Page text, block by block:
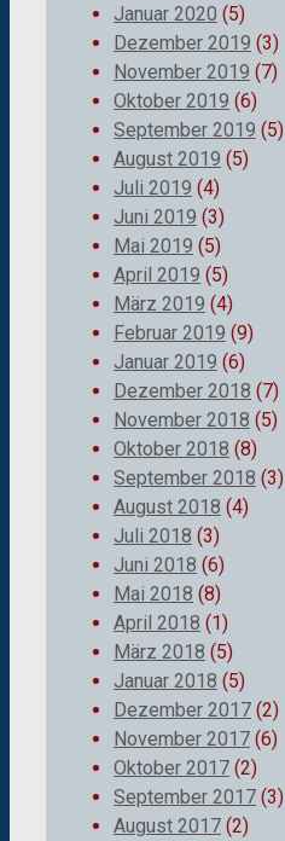
Januar 2020 (5)
Dezember 2019 (3)
November 2019 (7)
Oktober 2019 (6)
September 2019 (5)
August 2019 (5)
Juli 2019 (4)
Juni 2019 (3)
Mai 2019 (5)
April 2019 (5)
März 2019 (4)
Februar 2019 (9)
Januar 2019 (6)
Dezember 2018 (7)
November 2018 (5)
Oktober 2018 (8)
September 2018 (3)
August 2018 (4)
Juli 2018 (3)
Juni 2018 (6)
Mai 2018 (8)
April 2018 (1)
März 2018 (5)
Januar 2018 (5)
Dezember 2017 (2)
November 2017 (6)
Oktober 2017 (2)
September 2017 (3)
August 2017 (2)